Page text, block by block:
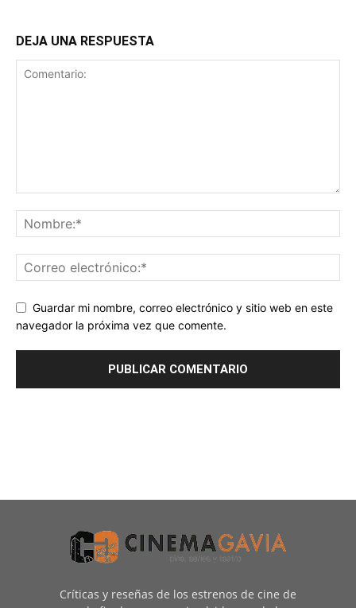
DEJA UNA RESPUESTA
Guardar mi nombre, correo electrónico y sitio web en este
navegador la próxima vez que comente.
Críticas y reseñas de los estrenos de cine de